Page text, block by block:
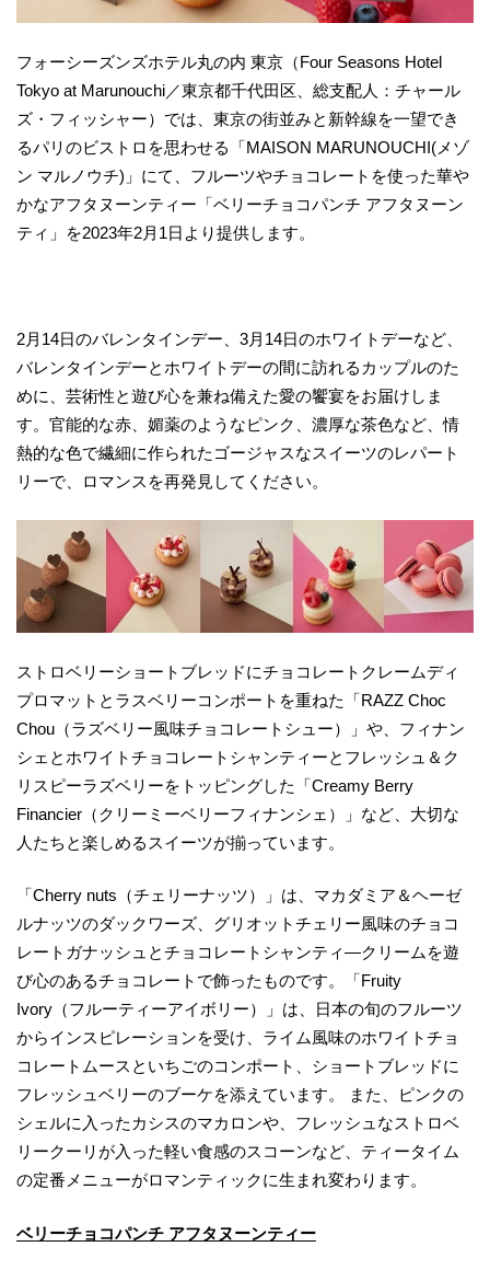
フォーシーズンズホテル丸の内 東京（Four Seasons Hotel
Tokyo at Marunouchi／東京都千代田区、総支配人：チャール
ズ・フィッシャー）では、東京の街並みと新幹線を一望でき
るパリのビストロを思わせる「MAISON MARUNOUCHI(メゾ
ン マルノウチ)」にて、フルーツやチョコレートを使った華や
かなアフタヌーンティー「ベリーチョコパンチ アフタヌーン
ティ」を2023年2月1日より提供します。
2月14日のバレンタインデー、3月14日のホワイトデーなど、
バレンタインデーとホワイトデーの間に訪れるカップルのた
めに、芸術性と遊び心を兼ね備えた愛の饗宴をお届けしま
す。官能的な赤、媚薬のようなピンク、濃厚な茶色など、情
熱的な色で繊細に作られたゴージャスなスイーツのレパート
リーで、ロマンスを再発見してください。
ストロベリーショートブレッドにチョコレートクレームディ
プロマットとラスベリーコンポートを重ねた「RAZZ Choc
Chou（ラズベリー風味チョコレートシュー）」や、フィナン
シェとホワイトチョコレートシャンティーとフレッシュ＆ク
リスピーラズベリーをトッピングした「Creamy Berry
Financier（クリーミーベリーフィナンシェ）」など、大切な
人たちと楽しめるスイーツが揃っています。
「Cherry nuts（チェリーナッツ）」は、マカダミア＆ヘーゼ
ルナッツのダックワーズ、グリオットチェリー風味のチョコ
レートガナッシュとチョコレートシャンティ―クリームを遊
び心のあるチョコレートで飾ったものです。「Fruity
Ivory（フルーティーアイボリー）」は、日本の旬のフルーツ
からインスピレーションを受け、ライム風味のホワイトチョ
コレートムースといちごのコンポート、ショートブレッドに
フレッシュベリーのブーケを添えています。 また、ピンクの
シェルに入ったカシスのマカロンや、フレッシュなストロベ
リークーリが入った軽い食感のスコーンなど、ティータイム
の定番メニューがロマンティックに生まれ変わります。
ベリーチョコパンチ アフタヌーンティー